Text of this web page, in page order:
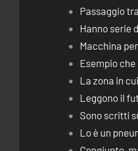
Passaggio
Hanno serie
Macchina
Esempio
La zona in
Leggono il
Sono scritti
Lo è un